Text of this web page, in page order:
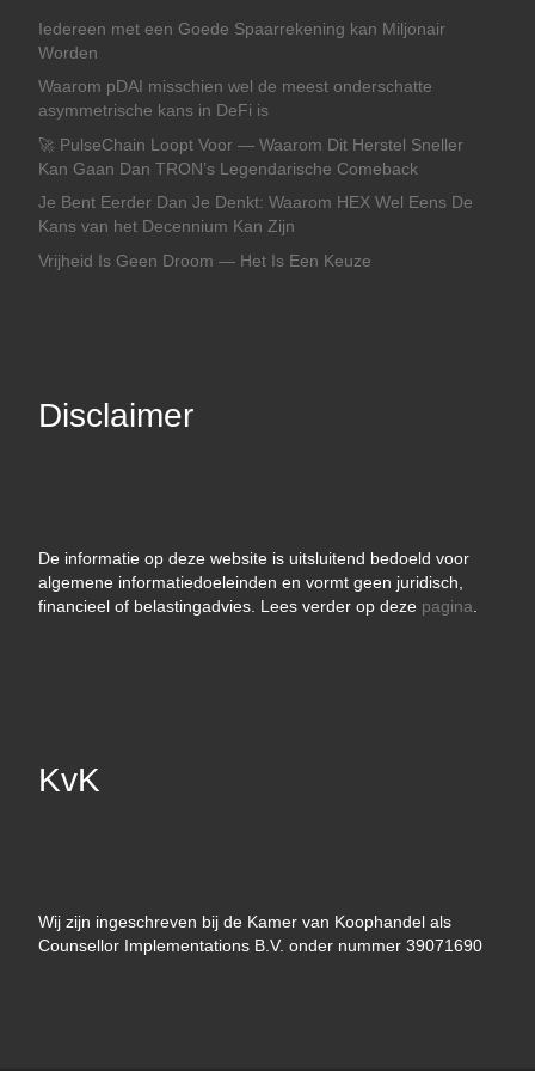
Iedereen met een Goede Spaarrekening kan Miljonair
Worden
Waarom pDAI misschien wel de meest onderschatte
asymmetrische kans in DeFi is
🚀 PulseChain Loopt Voor — Waarom Dit Herstel Sneller
Kan Gaan Dan TRON’s Legendarische Comeback
Je Bent Eerder Dan Je Denkt: Waarom HEX Wel Eens De
Kans van het Decennium Kan Zijn
Vrijheid Is Geen Droom — Het Is Een Keuze
Disclaimer
De informatie op deze website is uitsluitend bedoeld voor
algemene informatiedoeleinden en vormt geen juridisch,
financieel of belastingadvies. Lees verder op deze pagina
KvK
Wij zijn ingeschreven bij de Kamer van Koophandel als
Counsellor Implementations B.V. onder nummer 39071690